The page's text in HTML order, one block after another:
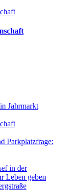
Jahrmarkt
Parkplatzfrage:
in der
Leben geben